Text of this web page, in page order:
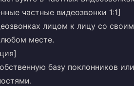
частные видеозвонки 1:1]
лицом к лицу со
месте.
базу поклонников